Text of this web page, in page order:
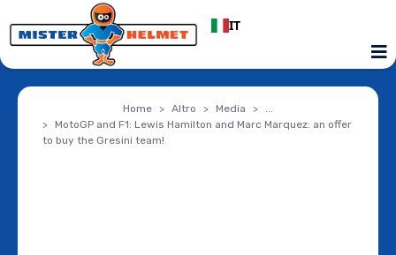
IT
Home Altro Media
...
MotoGP and F1: Lewis Hamilton and Marc Marquez: an offer
to buy the Gresini team!